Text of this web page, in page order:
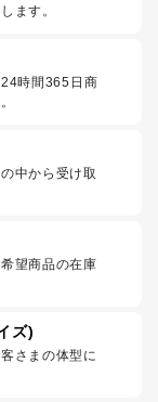
ます。
時間365日商
中から受け取
望商品の在庫
ズ)
さまの体型に